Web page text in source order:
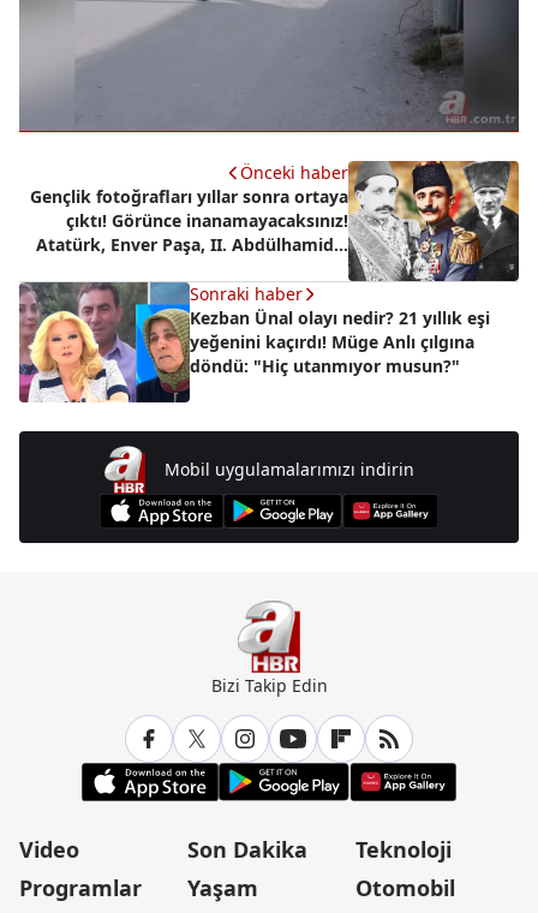
Önceki haber
Gençlik fotoğrafları yıllar sonra ortaya
çıktı! Görünce inanamayacaksınız!
Atatürk, Enver Paşa, II. Abdülhamid...
Sonraki haber
Kezban Ünal olayı nedir? 21 yıllık eşi
yeğenini kaçırdı! Müge Anlı çılgına
döndü: "Hiç utanmıyor musun?"
Mobil uygulamalarımızı indirin
Bizi Takip Edin
Video
Programlar
Son Dakika
Yaşam
Teknoloji
Otomobil